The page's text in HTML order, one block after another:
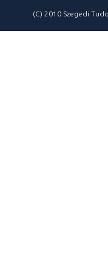
(C) 2010 Szegedi